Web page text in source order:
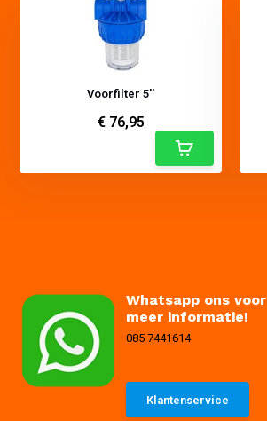
Voorfilter 5''
€ 76,95
Whatsapp ons voor
meer informatie!
085 7441614
Klantenservice